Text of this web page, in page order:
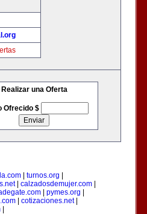
Realizar una Oferta
Ofrecido $
turnos.org
| calzadosdemujer.com|
pymes.org
cotizaciones.net|